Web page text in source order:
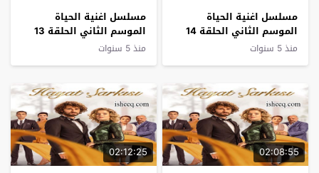
مسلسل اغنية الحياة
الموسم الثاني الحلقة 14
منذ 5 سنوات
مسلسل اغنية الحياة
الموسم الثاني الحلقة 13
منذ 5 سنوات
02:08:55
02:12:25